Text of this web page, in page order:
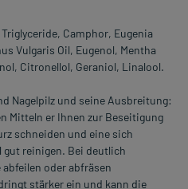
Camphor, Eugenia
Vulgaris Oil, Eugenol, Mentha
Citronellol, Geraniol, Linalool.
Nagelpilz und seine Ausbreitung:
Mitteln er Ihnen zur Beseitigung
schneiden und eine sich
gut reinigen. Bei deutlich
oder abfräsen
stärker ein und kann die